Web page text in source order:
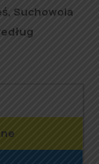
Suchowola